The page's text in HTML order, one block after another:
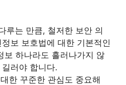
루는 만큼, 철저한 보안 의
보 보호법에 대한 기본적인
보 하나라도 흘러나가지 않
러야 합니다.
한 꾸준한 관심도 중요해